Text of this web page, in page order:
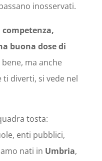
inosservati.
competenza,
buona dose di
ma anche
diverti, si vede nel
tosta:
enti pubblici,
nati in Umbria,